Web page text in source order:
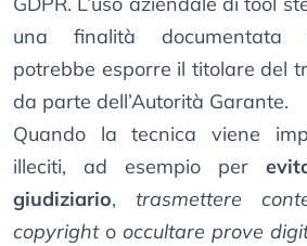
una finalità documentata
potrebbe esporre il titolare del
da parte dell’Autorità Garante.
Quando la tecnica viene
illeciti, ad esempio per
giudiziario, trasmettere
copyrighto occultare prove